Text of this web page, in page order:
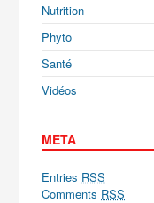
Nutrition
Phyto
Santé
Vidéos
META
Entries RSS
Comments RSS